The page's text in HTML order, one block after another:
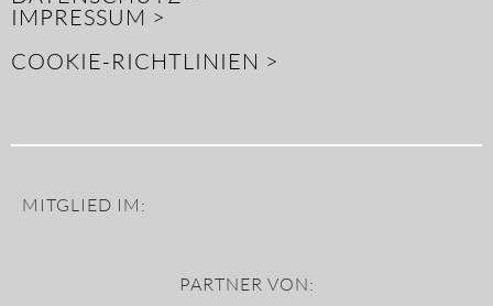
IMPRESSUM >
COOKIE-RICHTLINIEN >
MITGLIED IM:
PARTNER VON: